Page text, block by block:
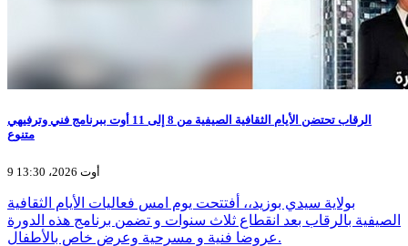
الرقاب تحتضن الأيام الثقافية الصيفية من 8 إلى 11 أوت ببرنامج فني وترفيهي
متنوع
9 أوت 2026، 13:30
بولاية سيدي بوزيد،، أفتتحت يوم امس فعاليات الأيام الثقافية
الصيفية بالرقاب بعد انقطاع ثلاث سنوات و تضمن برنامج هذه الدورة
عروضا فنية و مسرحية وعرض خاص بالأطفال.